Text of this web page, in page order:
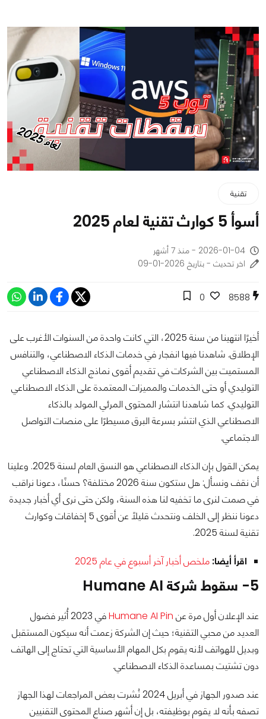
تقنية
أسوأ 5 كوارث تقنية لعام 2025
2026-01-04 - منذ 7 أشهر
اخر تحديث - بتاريخ 2026-01-09
8588
0
أخيرًا انتهينا من سنة 2025، التي كانت واحدة من السنوات الأغرب على
الإطلاق. شاهدنا فيها انفجار في خدمات الذكاء الاصطناعي، والتنافس
المستميت بين الشركات في تقديم أقوى نماذج الذكاء الاصطناعي
التوليدي أو حتى الخدمات والمميزات المعتمدة على الذكاء الاصطناعي
التوليدي. كما شاهدنا انتشار المحتوى المرئي المولد بالذكاء
الاصطناعي الذي انتشر بسرعة البرق مسيطرًا على منصات التواصل
الاجتماعي.
يمكن القول بإن الذكاء الاصطناعي هو النسق العام لسنة 2025. وعلينا
أن نقف ونسأل: هل ستكون سنة 2026 مختلفة؟ حسنًا، دعونا نراقب
في صمت لنرى ما تخفيه لنا هذه السنة، ولكن حتى نرى أي أخبار جديدة
دعونا ننظر إلى الخلف ونتحدث قليلًا عن أقوى 5 إخفاقات وكوارث
تقنية لسنة 2025.
اقرأ أيضا: ملخص أخبار آخر أسبوع في عام 2025
5- سقوط شركة Humane AI
عند الإعلان أول مرة عن Humane AI Pin
في 2023 أُثير فضول
العديد من محبي التقنية؛ حيث إن الشركة زعمت أنه سيكون المستقبل
وبديل للهواتف لأنه يقوم بكل المهام الأساسية التي تحتاج إلى الهاتف
دون تشتيت بمساعدة الذكاء الاصطناعي.
عند صدور الجهاز في أبريل 2024 نُشرت بعض المراجعات لهذا الجهاز
تصفه بأنه لا يقوم بوظيفته، بل إن أشهر صناع المحتوى التقنيين